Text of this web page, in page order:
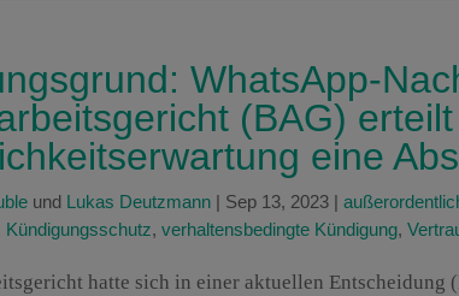
WhatsApp-
(BAG)
eine
und Lukas Deutzmann | Sep 13, 2023 |
Kündigungsschutz, verhaltensbedingte Kündigung,
hatte sich in einer aktuellen Entscheidung